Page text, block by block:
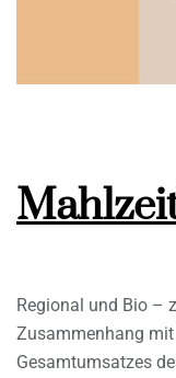
Regional und Bio –
Zusammenhang
Gesamtumsatzes